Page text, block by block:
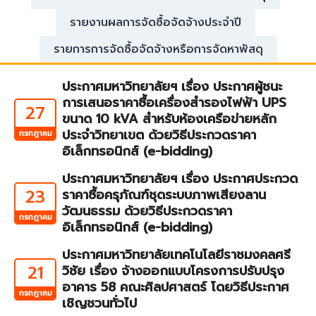
รายงานผลการจัดซื้อจัดจ้างประจำปี
รายการการจัดซื้อจัดจ้างหรือการจัดหาพัสดุ
27
กรกฎาคม
ประกาศมหาวิทยาลัยฯ เรื่อง ประกาศผู้ชนะ
การเสนอราคาซื้อเครื่องสำรองไฟฟ้า UPS
ขนาด 10 kVA สำหรับห้องเครือข่ายหลัก
ประจำวิทยาเขต ด้วยวิธีประกวดราคา
อิเล็กทรอนิกส์ (e-bidding)
23
กรกฎาคม
ประกาศมหาวิทยาลัยฯ เรื่อง ประกาศประกวด
ราคาซื้อครุภัณฑ์ชุดระบบภาพเสียงลาน
วัฒนธรรม ด้วยวิธีประกวดราคา
อิเล็กทรอนิกส์ (e-bidding)
21
กรกฎาคม
ประกาศมหาวิทยาลัยเทคโนโลยีราชมงคลศรี
วิชัย เรื่อง จ้างออกแบบโครงการปรับปรุง
อาคาร 58 คณะศิลปศาสตร์ โดยวิธีประกาศ
เชิญชวนทั่วไป